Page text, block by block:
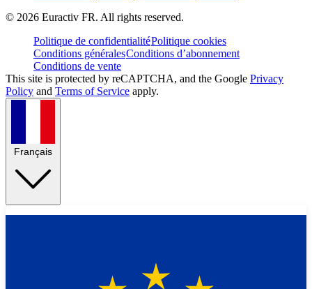
© 2026 Euractiv FR. All rights reserved.
Politique de confidentialitéPolitique cookies
Conditions généralesConditions d’abonnement
Conditions de vente
This site is protected by reCAPTCHA, and the Google Privacy
Policy and Terms of Service apply.
Français